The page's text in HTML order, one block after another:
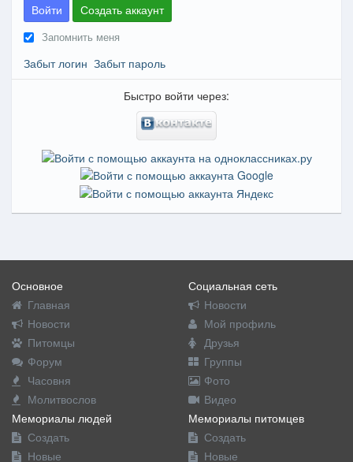
Войти Создать аккаунт
Запомнить меня
Забыт логин Забыт пароль
Быстро войти через:
Основное
Главная
Новости
Питомцы
Форум
Часовня
Молитвослов
Социальная сеть
Новости
Мой профиль
Друзья
Группы
Фото
Видео
Мемориалы людей
Создать
Новые
Мемориалы питомцев
Создать
Новые